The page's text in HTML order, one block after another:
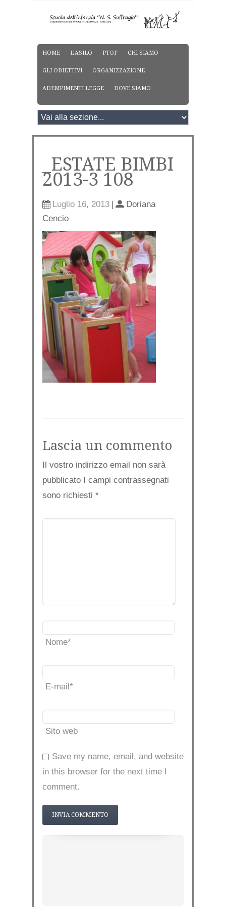
HOME L’ASILO PTOF CHI SIAMO
GLI OBIETTIVI ORGANIZZAZIONE
ADEMPIMENTI LEGGE DOVE SIAMO
_ESTATE BIMBI
2013-3 108
Luglio 16, 2013 |
Doriana
Cencio
Lascia un commento
Il vostro indirizzo email non sarà
pubblicato I campi contrassegnati
sono richiesti *
Nome*
E-mail*
Sito web
Save my name, email, and website
in this browser for the next time I
comment.